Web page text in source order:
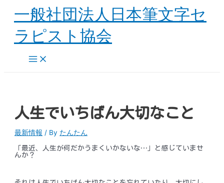
一般社団法人日本筆文字セ
ラピスト協会
Main
Menu
人生でいちばん大切なこと
最新情報 / By たんたん
「最近、人生が何だかうまくいかないな…」と感じていませ
んか？